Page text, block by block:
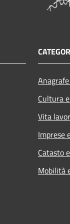
Cultura
Vita
Imprese
Catasto
Mobilità